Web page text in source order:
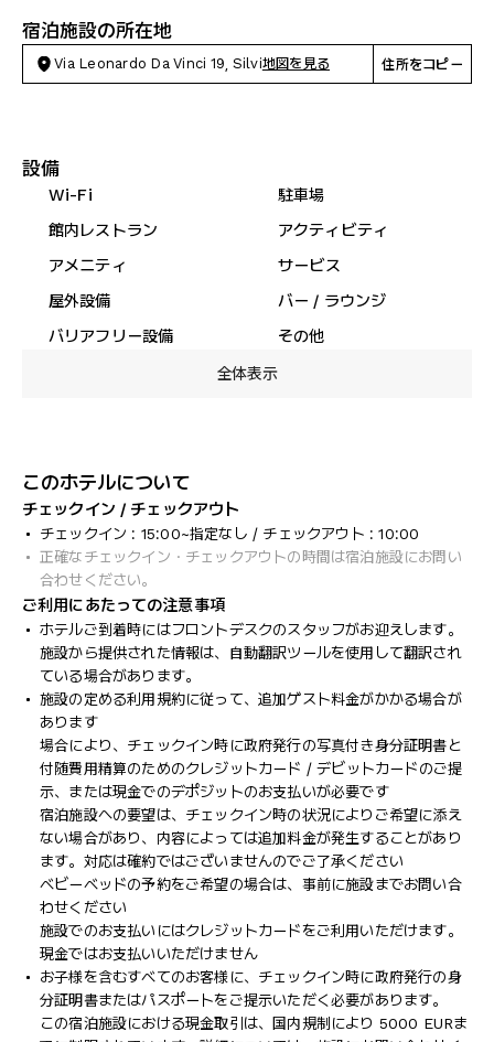
宿泊施設の所在地
Via Leonardo Da Vinci 19, Silvi地図を見る 住所をコピー
設備
Wi-Fi
駐車場
館内レストラン
アクティビティ
アメニティ
サービス
屋外設備
バー / ラウンジ
バリアフリー設備
その他
全体表示
このホテルについて
チェックイン / チェックアウト
チェックイン : 15:00~指定なし / チェックアウト : 10:00
正確なチェックイン・チェックアウトの時間は宿泊施設にお問い
合わせください。
ご利用にあたっての注意事項
ホテルご到着時にはフロントデスクのスタッフがお迎えします。
施設から提供された情報は、自動翻訳ツールを使用して翻訳され
ている場合があります。
施設の定める利用規約に従って、追加ゲスト料金がかかる場合が
あります
場合により、チェックイン時に政府発行の写真付き身分証明書と
付随費用精算のためのクレジットカード / デビットカードのご提
示、または現金でのデポジットのお支払いが必要です
宿泊施設への要望は、チェックイン時の状況によりご希望に添え
ない場合があり、内容によっては追加料金が発生することがあり
ます。対応は確約ではございませんのでご了承ください
ベビーベッドの予約をご希望の場合は、事前に施設までお問い合
わせください
施設でのお支払いにはクレジットカードをご利用いただけます。
現金ではお支払いいただけません
お子様を含むすべてのお客様に、チェックイン時に政府発行の身
分証明書またはパスポートをご提示いただく必要があります。
この宿泊施設における現金取引は、国内規制により 5000 EURま